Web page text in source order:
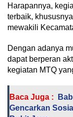
Harapannya,
terbaik,
mewakili
Dengan adanya
dapat berperan
kegiatan MTQ
Baca Juga :
Gencarkan